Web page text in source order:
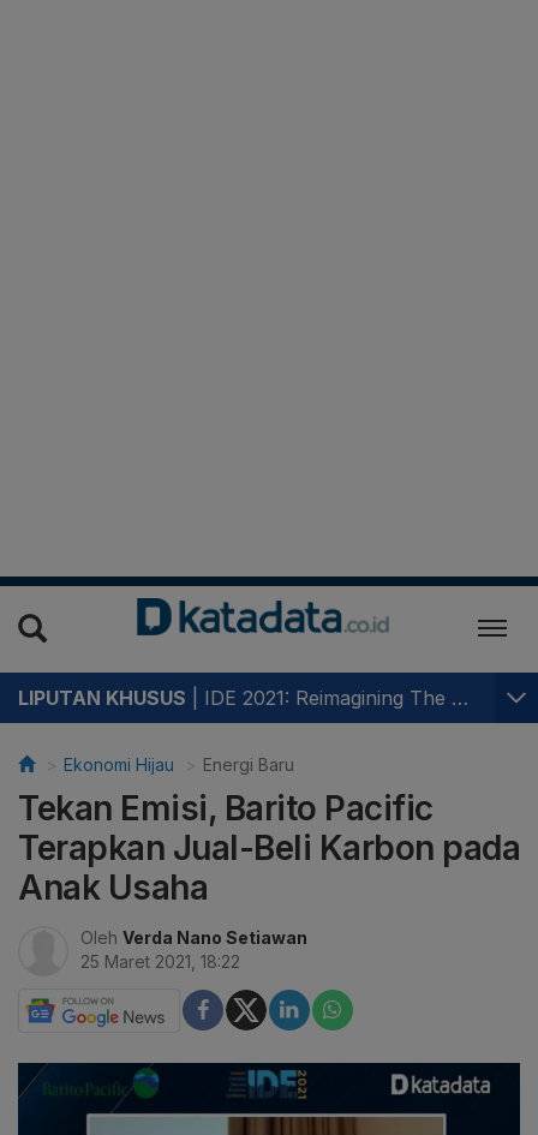
LIPUTAN KHUSUS IDE 2021: Reimagining The Future of Indonesia
Ekonomi Hijau Energi Baru
Tekan Emisi, Barito Pacific
Terapkan Jual-Beli Karbon pada
Anak Usaha
Oleh Verda Nano Setiawan
25 Maret 2021, 18:22